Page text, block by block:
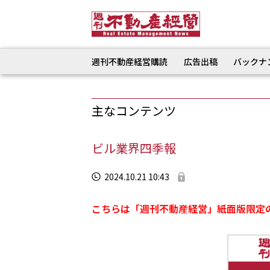
週刊不動産経営購読 広告出稿 バック
主なコンテンツ
ビル業界四季報
2024.10.21 10:43
こちらは「週刊不動産経営」紙面版限定